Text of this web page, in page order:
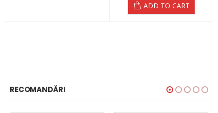
ADD TO CART
RECOMANDĂRI